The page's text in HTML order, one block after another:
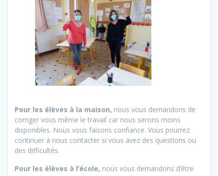
Pour les élèves à la maison, nous vous demandons de
corriger vous même le travail car nous serons moins
disponibles. Nous vous faisons confiance. Vous pourrez
continuer à nous contacter si vous avez des questions ou
des difficultés.
Pour les élèves à l’école, nous vous demandons d’être